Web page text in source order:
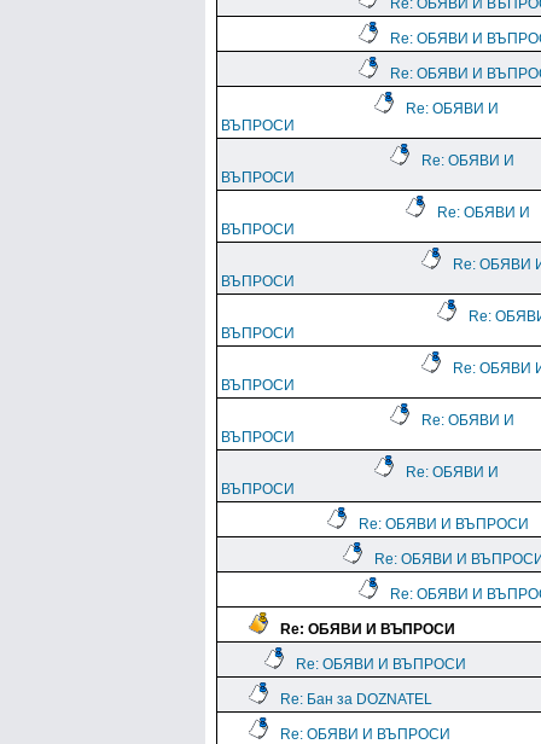
Re: ОБЯВИ И
Re: ОБЯВИ И
Re: ОБЯВИ И
Re: ОБЯВИ И
ВЪПРОСИ
Re: ОБЯВИ И
ВЪПРОСИ
Re: ОБЯВИ И
ВЪПРОСИ
Re: ОБЯВИ
ВЪПРОСИ
Re:
ВЪПРОСИ
Re: ОБЯВИ
ВЪПРОСИ
Re: ОБЯВИ И
ВЪПРОСИ
Re: ОБЯВИ И
ВЪПРОСИ
Re: ОБЯВИ И ВЪПРОСИ
Re: ОБЯВИ И
Re: ОБЯВИ И
Re: ОБЯВИ И ВЪПРОСИ
Re: ОБЯВИ И ВЪПРОСИ
Re: Бан за DOZNATEL
Re: ОБЯВИ И ВЪПРОСИ